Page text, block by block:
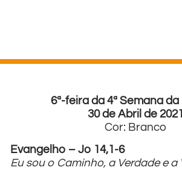
6ª-feira da 4ª Semana
30 de Abril de 2021
Cor: Branco
Evangelho – Jo 14,1-6
Eu sou o Caminho, a Verdade e a